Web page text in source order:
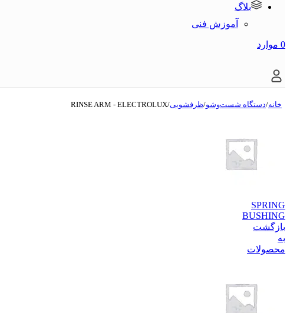
بلاگ
آموزش فنی
0 موارد
خانه/دستگاه شست‌و‌شو/ظرفشویی/
RINSE ARM - ELECTROLUX
SPRING
BUSHING
بازگشت
به
محصولات